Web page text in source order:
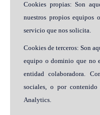
Cookies propias: Son
nuestros propios equipos
servicio que nos solicita.
Cookies de terceros: Son
equipo o dominio que no
entidad colaboradora.
sociales, o por
Analytics.